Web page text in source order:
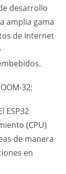
desarrollo
amplia gama
de Internet
32:
ESP32
(CPU)
de manera
en